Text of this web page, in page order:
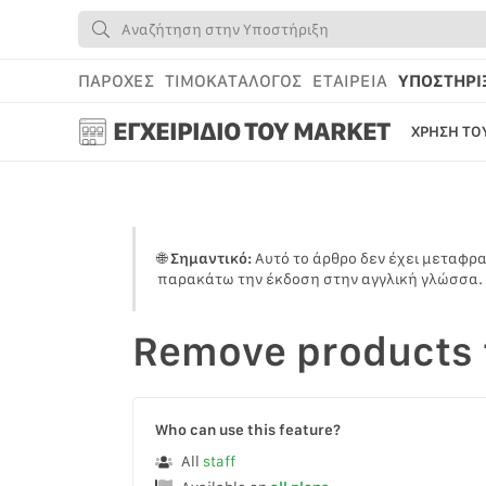
ΠΑΡΟΧΕΣ ΤΙΜΟΚΑΤΑΛΟΓΟΣ ΕΤΑΙΡΕΙΑ
ΕΓΧΕΙΡΙΔΙΟ ΤΟΥ MARKET ΧΡΗΣΗ
ΤΟ
🌐Σημαντικό:Αυτό το άρθρο δεν έχει
παρακάτω την έκδοση στην αγγλική γλώσσα.
Remove products
Who can use this feature?
All staff